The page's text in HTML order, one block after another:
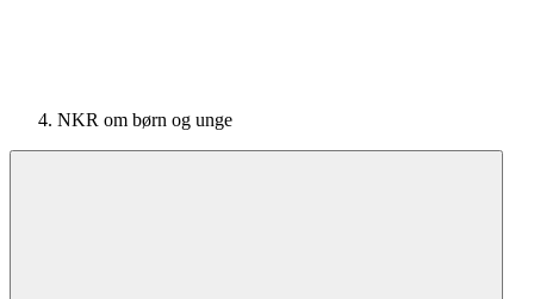
NKR om børn og unge